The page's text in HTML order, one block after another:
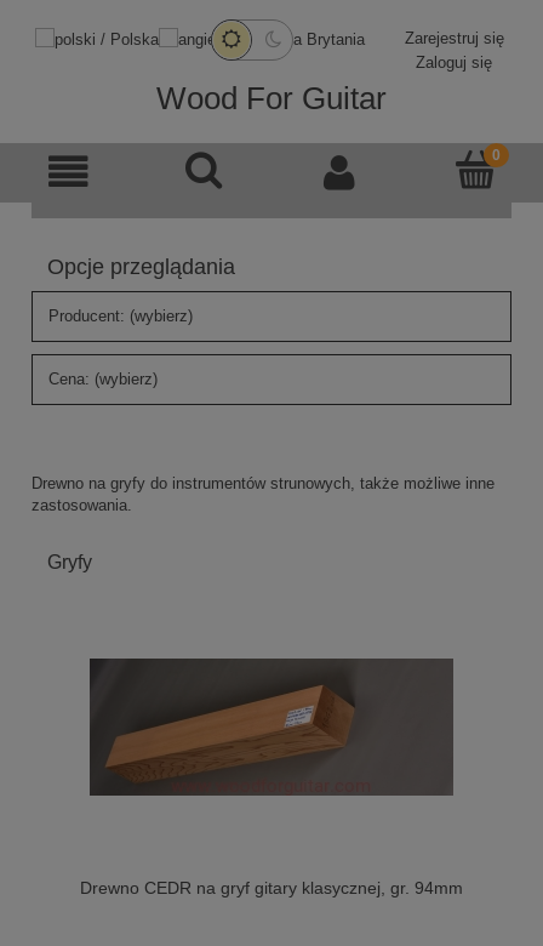
Zarejestruj się
Zaloguj się
Wood For Guitar
Opcje przeglądania
Producent: (wybierz)
Cena: (wybierz)
Drewno na gryfy do instrumentów strunowych, także możliwe inne
zastosowania.
Gryfy
Drewno CEDR na gryf gitary klasycznej, gr. 94mm